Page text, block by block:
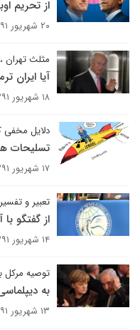
از تحریم
۲۰ شهریور ۱۳۹۱
مثلث تهران
آیا ایران
۱۸ شهریور ۱۳۹۱
دلایل مخفی
تسلیحات
۱۷ شهریور ۱۳۹۱
تعبیر و
از گفتگو
۱۴ شهریور ۱۳۹۱
توصیه مرکل
به
۱۳ شهریور ۱۳۹۱